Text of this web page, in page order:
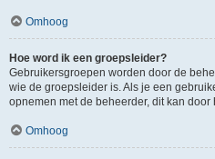
Omhoog
Hoe word ik een groepsleider?
Gebruikersgroepen worden door de
wie de groepsleider is. Als je een
opnemen met de beheerder, dit kan door
Omhoog